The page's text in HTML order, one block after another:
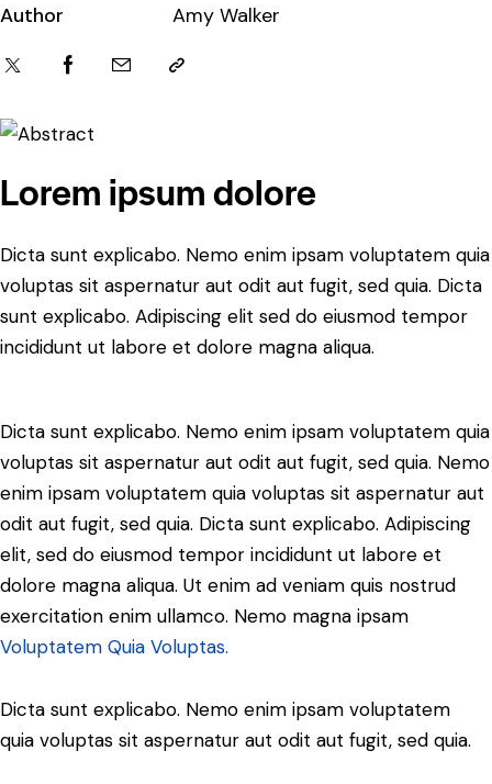
Author
Amy Walker
Lorem ipsum dolore
Dicta sunt explicabo. Nemo enim ipsam voluptatem quia
voluptas sit aspernatur aut odit aut fugit, sed quia. Dicta
sunt explicabo. Adipiscing elit sed do eiusmod tempor
incididunt ut labore et dolore magna aliqua.
Dicta sunt explicabo. Nemo enim ipsam voluptatem quia
voluptas sit aspernatur aut odit aut fugit, sed quia. Nemo
enim ipsam voluptatem quia voluptas sit aspernatur aut
odit aut fugit, sed quia. Dicta sunt explicabo. Adipiscing
elit, sed do eiusmod tempor incididunt ut labore et
dolore magna aliqua. Ut enim ad veniam quis nostrud
exercitation enim ullamco. Nemo magna ipsam
Voluptatem Quia Voluptas.
Dicta sunt explicabo. Nemo enim ipsam voluptatem
quia voluptas sit aspernatur aut odit aut fugit, sed quia.